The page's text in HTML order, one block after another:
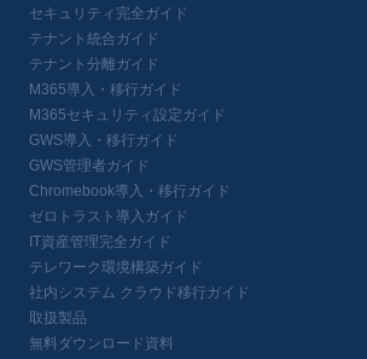
セキュリティ完全ガイド
テナント統合ガイド
テナント分離ガイド
M365導入・移行ガイド
M365セキュリティ設定ガイド
GWS導入・移行ガイド
GWS管理者ガイド
Chromebook導入・移行ガイド
ゼロトラスト導入ガイド
IT資産管理完全ガイド
テレワーク環境構築ガイド
社内システム クラウド移行ガイド
取扱製品
無料ダウンロード資料